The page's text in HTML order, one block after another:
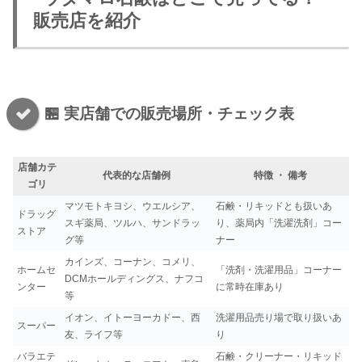
販売店を紹介
🏪 実店舗での販売場所・チェック表
店舗カテ
ゴリ
代表的な店舗例 特徴 ・ 備考
ドラッグ
ストア
マツモトキヨシ、ウエルシア、
スギ薬局、ツルハ、サンドラッ
グ等
石鹸・リキッドとも扱いあ
り、薬局内「洗濯洗剤」コー
ナー
ホームセ
ンター
カインズ、コーナン、コメリ、
DCMホールディングス、ナフコ
等
「洗剤・洗濯用品」コーナー
に常時在庫あり
スーパー
イオン、イトーヨーカドー、西
友、ライフ等
洗濯用品売り場で取り扱いあ
り
バラエテ
石鹸・クリーナー・リキッド